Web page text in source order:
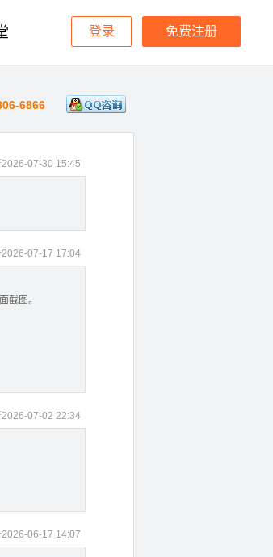
登录 免费注册
6866
07-30 15:45
2026-07-17 17:04
截图。
2026-07-02 22:34
06-17 14:07